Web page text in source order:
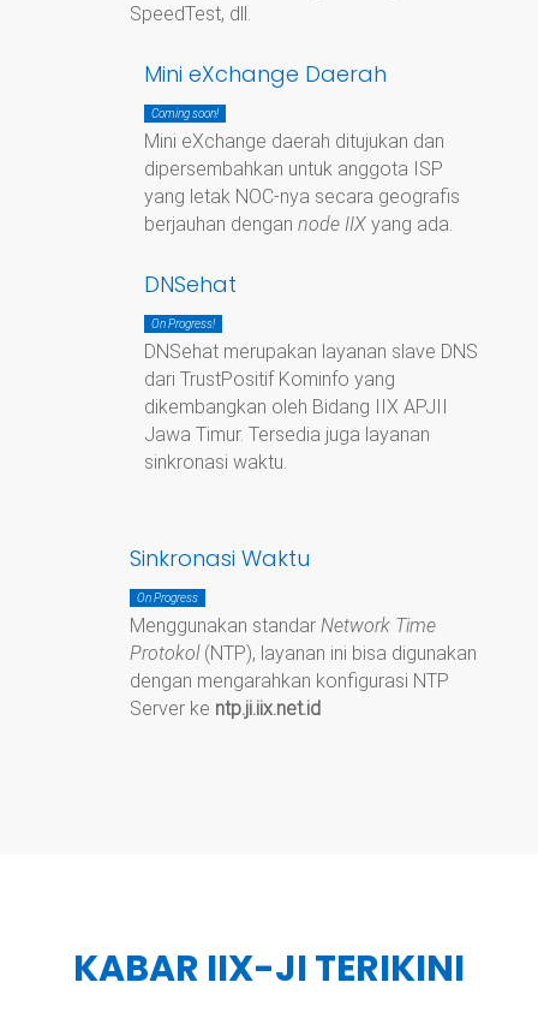
SpeedTest, dll.
Mini eXchange Daerah
Coming soon!
Mini eXchange daerah ditujukan dan
dipersembahkan untuk anggota ISP
yang letak NOC-nya secara geografis
berjauhan dengan node IIXyang ada.
DNSehat
On Progress!
DNSehat merupakan layanan slave DNS
dari TrustPositif Kominfo yang
dikembangkan oleh Bidang IIX APJII
Jawa Timur. Tersedia juga layanan
sinkronasi waktu.
Sinkronasi Waktu
On Progress
Menggunakan standar Network Time
Protokol(NTP), layanan ini bisa digunakan
dengan mengarahkan konfigurasi NTP
Server ke ntp.ji.iix.net.id
KABAR IIX-JI TERIKINI